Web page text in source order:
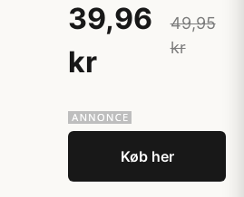
39,96
kr
49,95
kr
Køb her